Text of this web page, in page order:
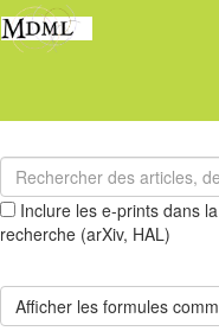
Inclure les e-prints dans la
recherche (arXiv, HAL)